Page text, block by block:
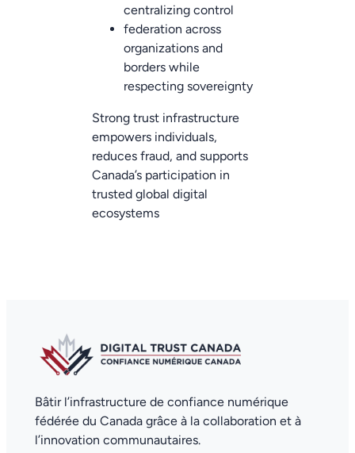
centralizing control
federation across
organizations and
borders while
respecting sovereignty
Strong trust infrastructure
empowers individuals,
reduces fraud, and supports
Canada’s participation in
trusted global digital
ecosystems
Bâtir l’infrastructure de confiance numérique
fédérée du Canada grâce à la collaboration et à
l’innovation communautaires.